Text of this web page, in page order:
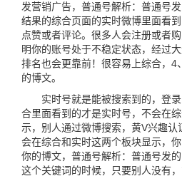
发营销广告，普通号解析：普通号
结果的综合页面的实时微博里面看
点赞或者评论。很多人会注册或者
明你的账号处于不稳定状态，经过
排名也会更靠前！很容易上综合，4
的博文。
实时号就是能被搜索到的，登录
合里面看到的才是实时号，不会在
示，别人通过微博搜索，黄V兴趣
会在综合和实时这两个板块显示，
你的博文，普通号解析：普通号发
这个关键词的时候，只要别人没有